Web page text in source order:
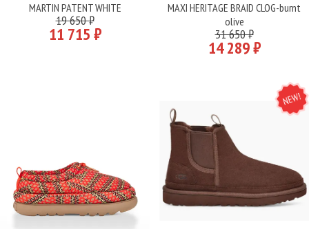
MARTIN PATENT WHITE
19 650 ₽
11 715 ₽
MAXI HERITAGE BRAID CLOG-burnt
olive
31 650 ₽
14 289 ₽
NEW